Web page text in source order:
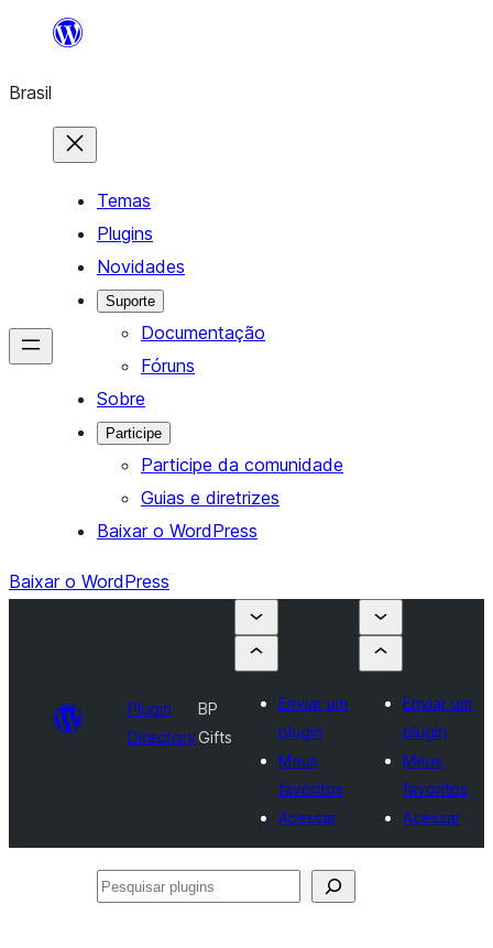
o
conteúdo
Brasil
Temas
Plugins
Novidades
Suporte
Documentação
Fóruns
Sobre
Participe
Participe da comunidade
Guias e diretrizes
Baixar o WordPress
Baixar o WordPress
Plugin
Directory
BP
Gifts
Enviar um
plugin
Meus
favoritos
Acessar
Enviar um
plugin
Meus
favoritos
Acessar
Pesquisar